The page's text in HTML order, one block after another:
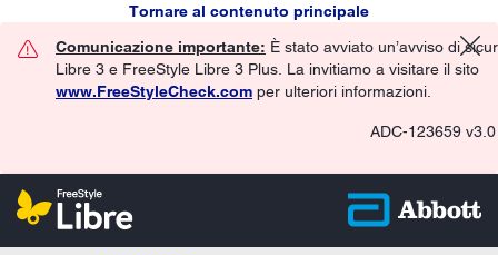
Tornare al contenuto principale
Comunicazione importante: È stato avviato un’avviso di
Libre 3 e FreeStyle Libre 3 Plus. La invitiamo a visitare il sito
www.FreeStyleCheck.com per ulteriori informazioni.
ADC-123659 v3.0